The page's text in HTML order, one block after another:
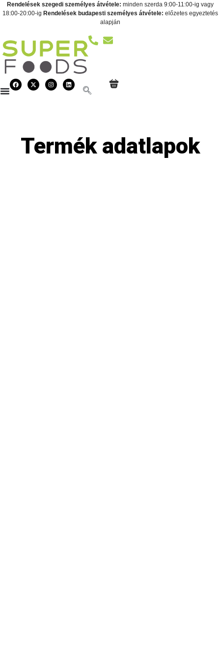
Rendelések szegedi személyes átvétele: minden szerda 9:00-11:00-ig vagy
18:00-20:00-ig Rendelések budapesti személyes átvétele: előzetes egyeztetés
alapján
Termék adatlapok